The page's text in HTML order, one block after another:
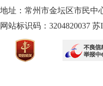
地址：常州市金坛区市民中
网站标识码：3204820037 苏